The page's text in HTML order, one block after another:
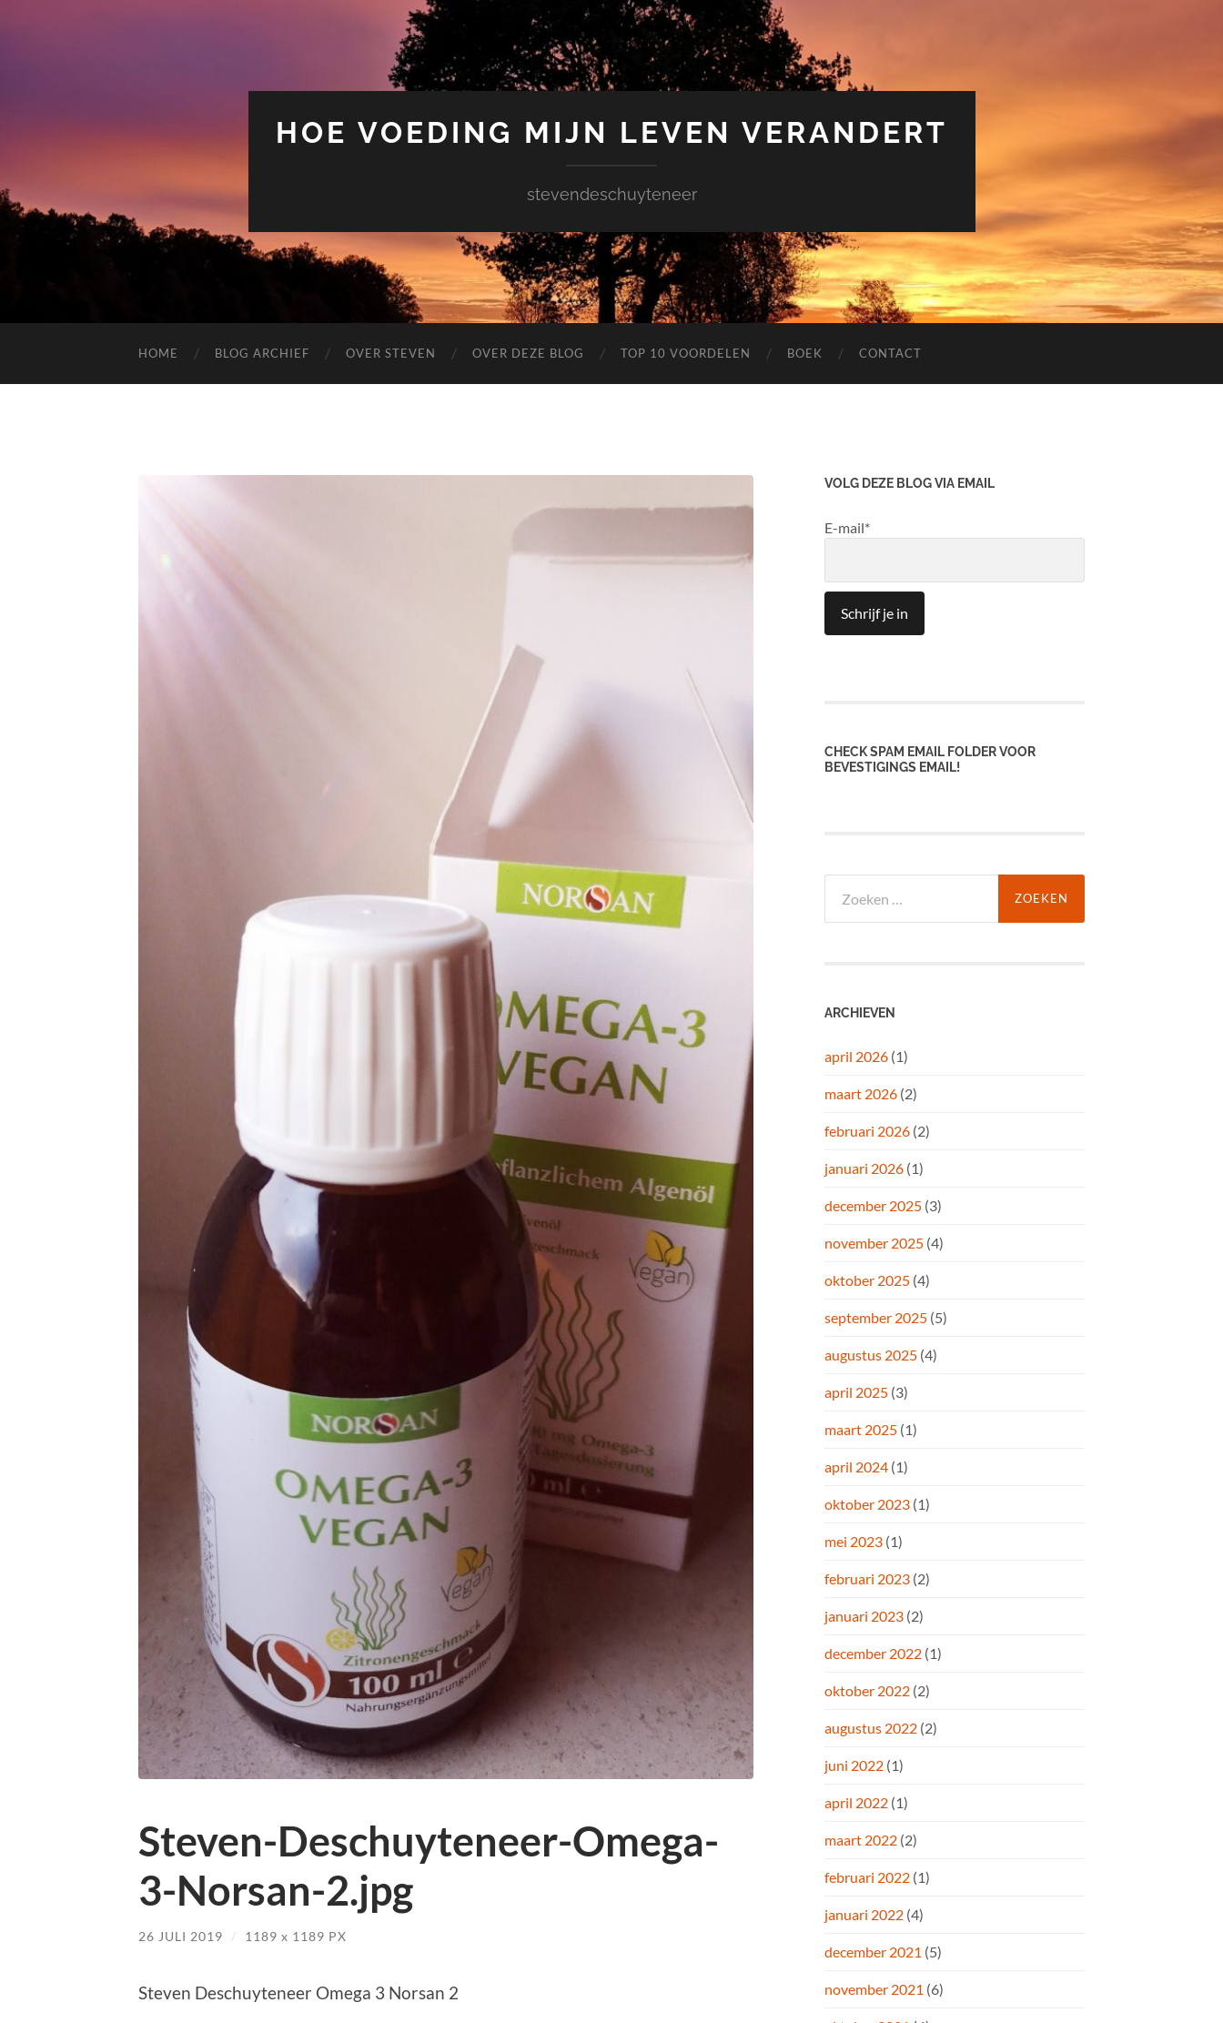
HOE VOEDING MIJN LEVEN VERANDERT
stevendeschuyteneer
HOME BLOG ARCHIEF OVER STEVEN OVER DEZE BLOG TOP 10 VOORDELEN BOEK CONTACT
Steven-Deschuyteneer-Omega-
3-Norsan-2.jpg
26 JULI 2019 / 1189 x 1189 PX
Steven Deschuyteneer Omega 3 Norsan 2
VOLG DEZE BLOG VIA EMAIL
E-mail*
CHECK SPAM EMAIL FOLDER VOOR
BEVESTIGINGS EMAIL!
naar:
ARCHIEVEN
april 2026 (1)
maart 2026 (2)
februari 2026 (2)
januari 2026 (1)
december 2025 (3)
november 2025 (4)
oktober 2025 (4)
september 2025 (5)
augustus 2025 (4)
april 2025 (3)
maart 2025 (1)
april 2024 (1)
oktober 2023 (1)
mei 2023 (1)
februari 2023 (2)
januari 2023 (2)
december 2022 (1)
oktober 2022 (2)
augustus 2022 (2)
juni 2022 (1)
april 2022 (1)
maart 2022 (2)
februari 2022 (1)
januari 2022 (4)
december 2021 (5)
november 2021 (6)